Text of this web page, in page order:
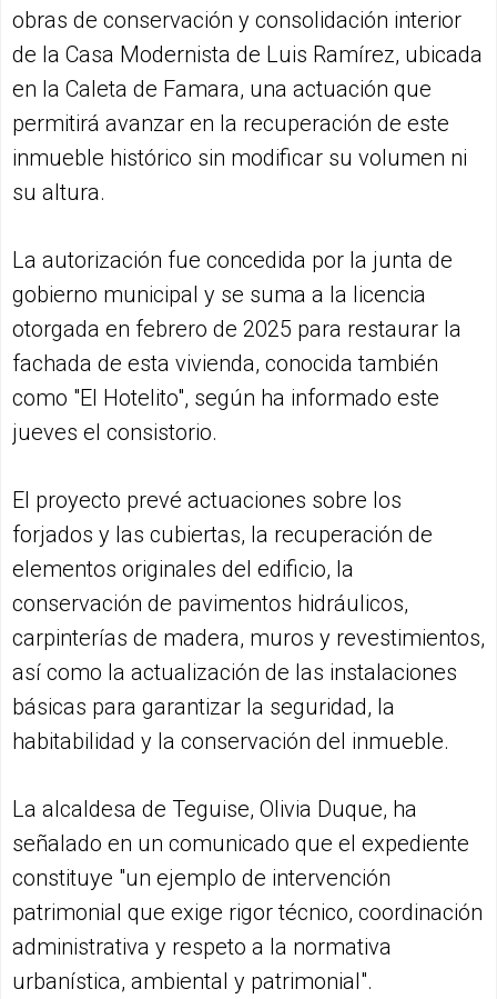
obras de conservación y consolidación interior
de la Casa Modernista de Luis Ramírez, ubicada
en la Caleta de Famara, una actuación que
permitirá avanzar en la recuperación de este
inmueble histórico sin modificar su volumen ni
su altura.
La autorización fue concedida por la junta de
gobierno municipal y se suma a la licencia
otorgada en febrero de 2025 para restaurar la
fachada de esta vivienda, conocida también
como "El Hotelito", según ha informado este
jueves el consistorio.
El proyecto prevé actuaciones sobre los
forjados y las cubiertas, la recuperación de
elementos originales del edificio, la
conservación de pavimentos hidráulicos,
carpinterías de madera, muros y revestimientos,
así como la actualización de las instalaciones
básicas para garantizar la seguridad, la
habitabilidad y la conservación del inmueble.
La alcaldesa de Teguise, Olivia Duque, ha
señalado en un comunicado que el expediente
constituye "un ejemplo de intervención
patrimonial que exige rigor técnico, coordinación
administrativa y respeto a la normativa
urbanística, ambiental y patrimonial".